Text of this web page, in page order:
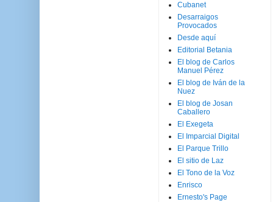
Cubanet
Desarraigos
Provocados
Desde aquí
Editorial Betania
El blog de Carlos
Manuel Pérez
El blog de Iván de la
Nuez
El blog de Josan
Caballero
El Exegeta
El Imparcial Digital
El Parque Trillo
El sitio de Laz
El Tono de la Voz
Enrisco
Ernesto's Page